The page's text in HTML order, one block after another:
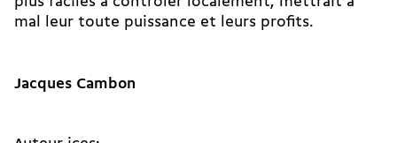
mal leur toute puissance et leurs profits.
Jacques Cambon